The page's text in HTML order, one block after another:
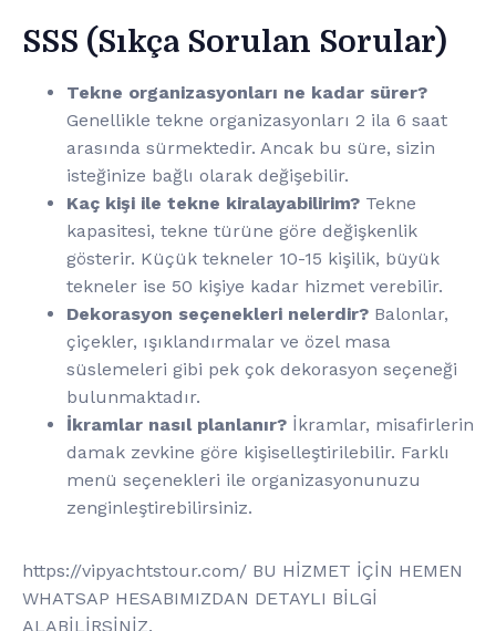
SSS (Sıkça Sorulan Sorular)
Tekne organizasyonları ne kadar sürer?
Genellikle tekne organizasyonları 2 ila 6 saat
arasında sürmektedir. Ancak bu süre, sizin
isteğinize bağlı olarak değişebilir.
Kaç kişi ile tekne kiralayabilirim? Tekne
kapasitesi, tekne türüne göre değişkenlik
gösterir. Küçük tekneler 10-15 kişilik, büyük
tekneler ise 50 kişiye kadar hizmet verebilir.
Dekorasyon seçenekleri nelerdir? Balonlar,
çiçekler, ışıklandırmalar ve özel masa
süslemeleri gibi pek çok dekorasyon seçeneği
bulunmaktadır.
İkramlar nasıl planlanır? İkramlar, misafirlerin
damak zevkine göre kişiselleştirilebilir. Farklı
menü seçenekleri ile organizasyonunuzu
zenginleştirebilirsiniz.
https://vipyachtstour.com/ BU HİZMET İÇİN HEMEN
WHATSAP HESABIMIZDAN DETAYLI BİLGİ
ALABİLİRSİNİZ.